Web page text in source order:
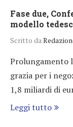
Fase due,
modello
Scritto da
Prolungamento
grazia per i
1,8 miliardi di
Leggi tutto